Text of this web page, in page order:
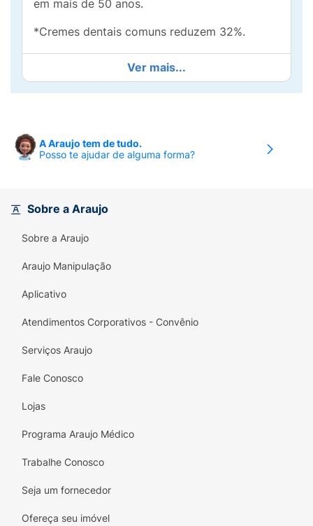
em mais de 50 anos.
*Cremes dentais comuns reduzem 32%.
Ver mais...
A Araujo tem de tudo.
Posso te ajudar de alguma forma?
Sobre a Araujo
Sobre a Araujo
Araujo Manipulação
Aplicativo
Atendimentos Corporativos - Convênio
Serviços Araujo
Fale Conosco
Lojas
Programa Araujo Médico
Trabalhe Conosco
Seja um fornecedor
Ofereça seu imóvel